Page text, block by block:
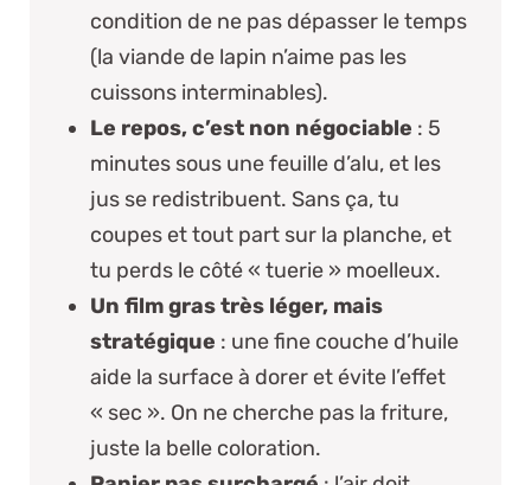
condition de ne pas dépasser le temps
(la viande de lapin n’aime pas les
cuissons interminables).
Le repos, c’est non négociable : 5
minutes sous une feuille d’alu, et les
jus se redistribuent. Sans ça, tu
coupes et tout part sur la planche, et
tu perds le côté « tuerie » moelleux.
Un film gras très léger, mais
stratégique : une fine couche d’huile
aide la surface à dorer et évite l’effet
« sec ». On ne cherche pas la friture,
juste la belle coloration.